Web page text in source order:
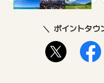
ポイントタウ